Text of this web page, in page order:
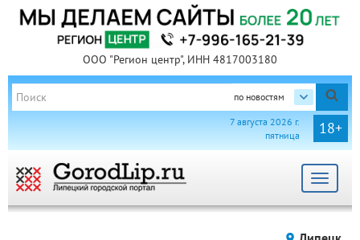
ООО "Регион центр", ИНН 4817003180
по новостям
18+
7 августа 2026 г.
пятница
Toggle